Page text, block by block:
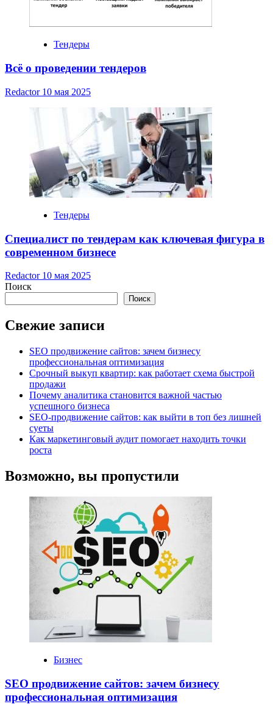
Тендеры
Всё о проведении тендеров
Redactor 10 мая 2025
Тендеры
Специалист по тендерам как ключевая фигура в
современном бизнесе
Redactor 10 мая 2025
Поиск
Поиск
Свежие записи
SEO продвижение сайтов: зачем бизнесу
профессиональная оптимизация
Срочный выкуп квартир: как работает схема быстрой
продажи
Почему аналитика становится важной частью
успешного бизнеса
SEO-продвижение сайтов: как выйти в топ без лишней
суеты
Как маркетинговый аудит помогает находить точки
роста
Возможно, вы пропустили
Бизнес
SEO продвижение сайтов: зачем бизнесу
профессиональная оптимизация